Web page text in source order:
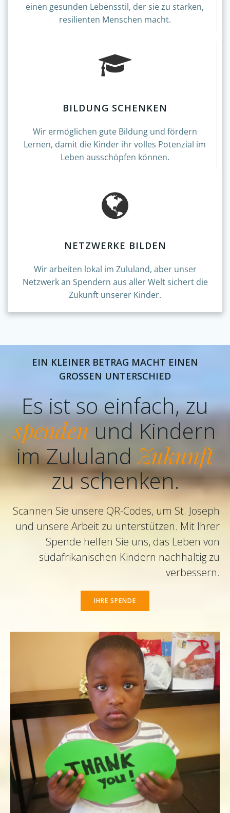
einen gesunden Lebensstil, der sie zu starken,
resilienten Menschen macht.
BILDUNG SCHENKEN
Wir ermöglichen gute Bildung und fördern
Lernen, damit die Kinder ihr volles Potenzial im
Leben ausschöpfen können.
NETZWERKE BILDEN
Wir arbeiten lokal im Zululand, aber unser
Netzwerk an Spendern aus aller Welt sichert die
Zukunft unserer Kinder.
EIN KLEINER BETRAG MACHT EINEN
GROSSEN UNTERSCHIED
Es ist so einfach, zu
spenden und Kindern
im Zululand Zukunft
zu schenken.
Scannen Sie unsere QR-Codes, um St. Joseph
und unsere Arbeit zu unterstützen. Mit Ihrer
Spende helfen Sie uns, das Leben von
südafrikanischen Kindern nachhaltig zu
verbessern.
IHRE SPENDE